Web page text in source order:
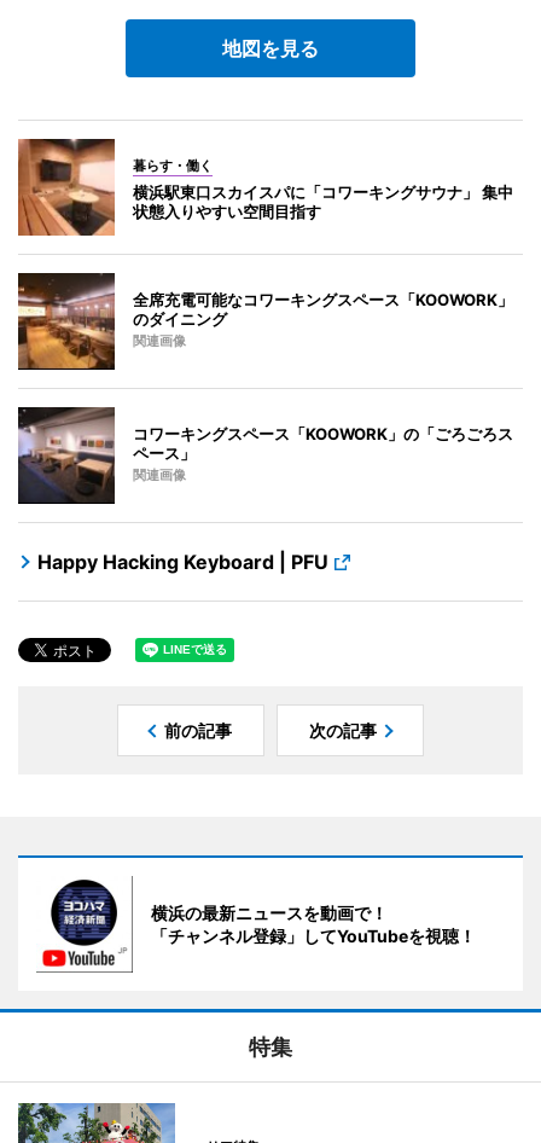
地図を見る
暮らす・働く
横浜駅東口スカイスパに「コワーキングサウナ」 集中
状態入りやすい空間目指す
全席充電可能なコワーキングスペース「KOOWORK」
のダイニング
関連画像
コワーキングスペース「KOOWORK」の「ごろごろス
ペース」
関連画像
Happy Hacking Keyboard | PFU
前の記事 次の記事
横浜の最新ニュースを動画で！
「チャンネル登録」してYouTubeを視聴！
特集